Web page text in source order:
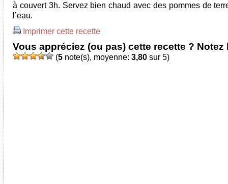
à couvert 3h. Servez bien chaud avec des pommes de
l’eau.
Imprimer cette recette
Vous appréciez (ou pas) cette recette ? Notez
(5 note(s), moyenne: 3,80 sur 5)